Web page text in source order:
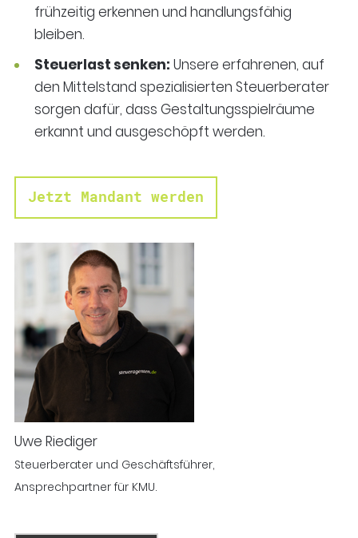
frühzeitig erkennen und handlungsfähig
bleiben.
Steuerlast senken: Unsere erfahrenen, auf
den Mittelstand spezialisierten Steuerberater
sorgen dafür, dass Gestaltungsspielräume
erkannt und ausgeschöpft werden.
Jetzt Mandant werden
Uwe Riediger
Steuerberater und Geschäftsführer,
Ansprechpartner für KMU.